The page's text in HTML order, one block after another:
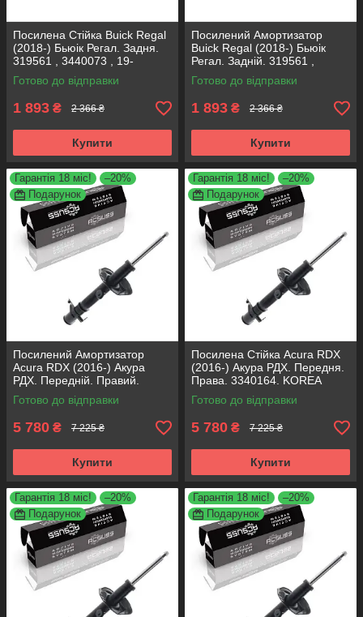
Посилена Стійка Buick Regal
(2018-) Бьюік Регал. Задня.
319561 , 3440073 , 19-
280615. KOREA Аксусс!
Готово до відправки
1 893 ₴ 2 366 ₴
Купити
Посилений Амортизатор
Buick Regal (2018-) Бьюік
Регал. Задній. 319561 ,
3440073 , 19-280615. KOREA
Аксусс!
Готово до відправки
1 893 ₴ 2 366 ₴
Купити
Гарантія 18 міс!
–20%
Подарунок
Посилений Амортизатор
Acura RDX (2016-) Акура
РДХ. Передній. Правий.
3340164. KOREA Аксусс!
Готово до відправки
5 780 ₴ 7 225 ₴
Купити
Гарантія 18 міс!
–20%
Подарунок
Посилена Стійка Acura RDX
(2016-) Акура РДХ. Передня.
Права. 3340164. KOREA
Аксусс!
Готово до відправки
5 780 ₴ 7 225 ₴
Купити
Гарантія 18 міс!
–20%
Подарунок
Гарантія 18 міс!
–20%
Подарунок